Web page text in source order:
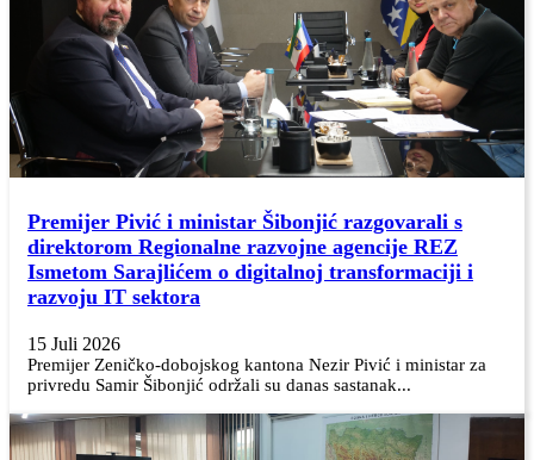
Premijer Pivić i ministar Šibonjić razgovarali s
direktorom Regionalne razvojne agencije REZ
Ismetom Sarajlićem o digitalnoj transformaciji i
razvoju IT sektora
15 Juli 2026
Premijer Zeničko-dobojskog kantona Nezir Pivić i ministar za
privredu Samir Šibonjić održali su danas sastanak...